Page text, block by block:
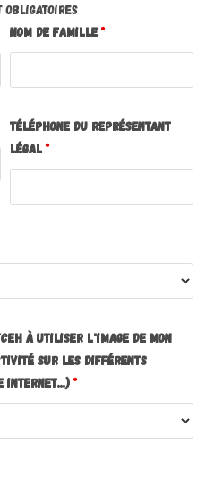
obligatoires
Nom de famille*
Téléphone du représentant
légal*
à utiliser l'image de mon
sur les différents
internet...) *